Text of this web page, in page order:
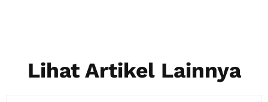
Lihat Artikel Lainnya